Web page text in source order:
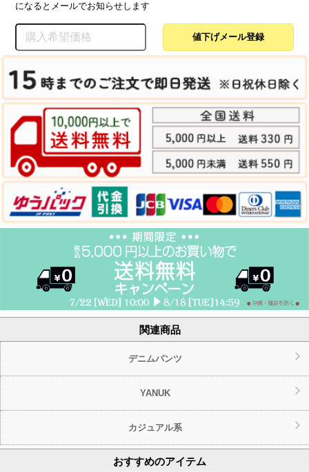
になるとメールでお知らせします
関連商品
デニムパンツ
YANUK
カジュアル系
おすすめのアイテム